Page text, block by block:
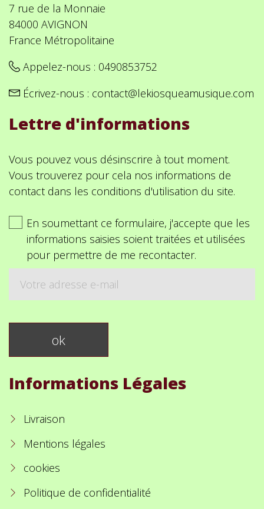
7 rue de la Monnaie
84000 AVIGNON
France Métropolitaine
Appelez-nous : 0490853752
Écrivez-nous : contact@lekiosqueamusique.com
Lettre d'informations
Vous pouvez vous désinscrire à tout moment.
Vous trouverez pour cela nos informations de
contact dans les conditions d'utilisation du site.
En soumettant ce formulaire, j'accepte que les
informations saisies soient traitées et utilisées
pour permettre de me recontacter.
Informations Légales
Livraison
Mentions légales
cookies
Politique de confidentialité